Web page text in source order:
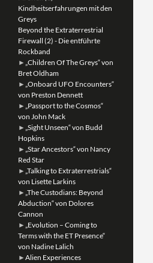
Kindheitserfahrungen mit den
Greys
Beyond the Extraterrestrial
Firewall (2) - Die entführte
Rockband
► „Children Of The Greys“ von
Bret Oldham
► „Onboard UFO Encounters“
von Preston Dennett
► „Passport to the Cosmos“
von John Mack
► „Sight Unseen“ von Budd
Hopkins
► „Star Ancestors“ von Nancy
Red Star
► „Talking to Extraterrestrials“
von Lisette Larkins
► „The Custodians: Beyond
Abduction“ von Dolores
Cannon
► „Evolution – Coming to
Terms with the ET Presence“
von Nadine Lalich
► Alien Experiences